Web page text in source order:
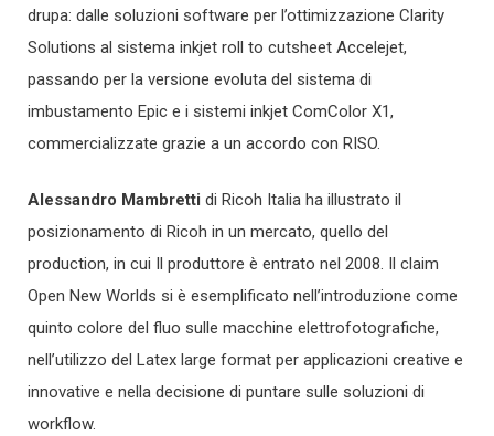
drupa: dalle soluzioni software per l’ottimizzazione Clarity
Solutions al sistema inkjet roll to cutsheet Accelejet,
passando per la versione evoluta del sistema di
imbustamento Epic e i sistemi inkjet ComColor X1,
commercializzate grazie a un accordo con RISO.
Alessandro Mambretti di Ricoh Italia ha illustrato il
posizionamento di Ricoh in un mercato, quello del
production, in cui Il produttore è entrato nel 2008. Il claim
Open New Worlds si è esemplificato nell’introduzione come
quinto colore del fluo sulle macchine elettrofotografiche,
nell’utilizzo del Latex large format per applicazioni creative e
innovative e nella decisione di puntare sulle soluzioni di
workflow.